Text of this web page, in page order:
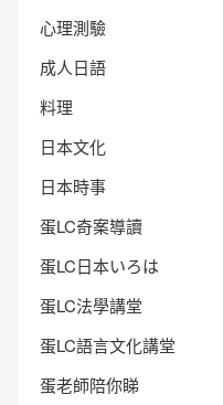
心理測驗
成人日語
料理
日本文化
日本時事
蛋LC奇案導讀
蛋LC日本いろは
蛋LC法學講堂
蛋LC語言文化講堂
蛋老師陪你睇